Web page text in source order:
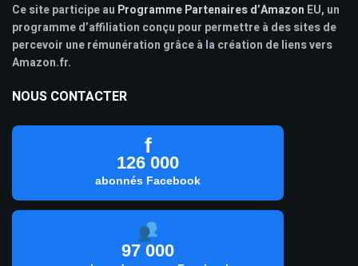
Ce site participe au Programme Partenaires d’Amazon EU, un
programme d’affiliation conçu pour permettre à des sites de
percevoir une rémunération grâce à la création de liens vers
Amazon.fr.
NOUS CONTACTER
f
126 000
abonnés Facebook
97 000